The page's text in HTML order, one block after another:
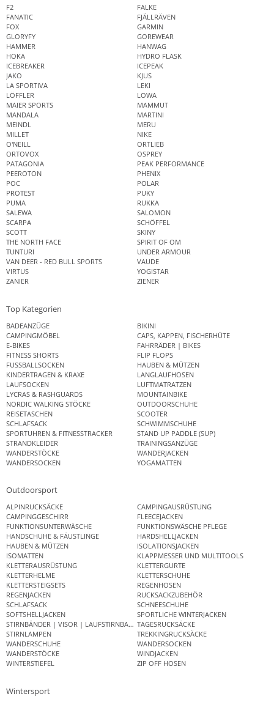
F2
FALKE
FANATIC
FJÄLLRÄVEN
FOX
GARMIN
GLORYFY
GOREWEAR
HAMMER
HANWAG
HOKA
HYDRO FLASK
ICEBREAKER
ICEPEAK
JAKO
KJUS
LA SPORTIVA
LEKI
LÖFFLER
LOWA
MAIER SPORTS
MAMMUT
MANDALA
MARTINI
MEINDL
MERU
MILLET
NIKE
O'NEILL
ORTLIEB
ORTOVOX
OSPREY
PATAGONIA
PEAK PERFORMANCE
PEEROTON
PHENIX
POC
POLAR
PROTEST
PUKY
PUMA
RUKKA
SALEWA
SALOMON
SCARPA
SCHÖFFEL
SCOTT
SKINY
THE NORTH FACE
SPIRIT OF OM
TUNTURI
UNDER ARMOUR
VAN DEER - RED BULL SPORTS
VAUDE
VIRTUS
YOGISTAR
ZANIER
ZIENER
Top Kategorien
BADEANZÜGE
BIKINI
CAMPINGMÖBEL
CAPS, KAPPEN, FISCHERHÜTE
E-BIKES
FAHRRÄDER | BIKES
FITNESS SHORTS
FLIP FLOPS
FUSSBALLSOCKEN
HAUBEN & MÜTZEN
KINDERTRAGEN & KRAXE
LANGLAUFHOSEN
LAUFSOCKEN
LUFTMATRATZEN
LYCRAS & RASHGUARDS
MOUNTAINBIKE
NORDIC WALKING STÖCKE
OUTDOORSCHUHE
REISETASCHEN
SCOOTER
SCHLAFSACK
SCHWIMMSCHUHE
SPORTUHREN & FITNESSTRACKER
STAND UP PADDLE (SUP)
STRANDKLEIDER
TRAININGSANZÜGE
WANDERSTÖCKE
WANDERJACKEN
WANDERSOCKEN
YOGAMATTEN
Outdoorsport
ALPINRUCKSÄCKE
CAMPINGAUSRÜSTUNG
CAMPINGGESCHIRR
FLEECEJACKEN
FUNKTIONSUNTERWÄSCHE
FUNKTIONSWÄSCHE PFLEGE
HANDSCHUHE & FÄUSTLINGE
HARDSHELLJACKEN
HAUBEN & MÜTZEN
ISOLATIONSJACKEN
ISOMATTEN
KLAPPMESSER UND MULTITOOLS
KLETTERAUSRÜSTUNG
KLETTERGURTE
KLETTERHELME
KLETTERSCHUHE
KLETTERSTEIGSETS
REGENHOSEN
REGENJACKEN
RUCKSACKZUBEHÖR
SCHLAFSACK
SCHNEESCHUHE
SOFTSHELLJACKEN
SPORTLICHE WINTERJACKEN
STIRNBÄNDER | VISOR | LAUFSTIRNBANDTAGESRUCKSÄCKE
STIRNLAMPEN
TREKKINGRUCKSÄCKE
WANDERSCHUHE
WANDERSOCKEN
WANDERSTÖCKE
WINDJACKEN
WINTERSTIEFEL
ZIP OFF HOSEN
Wintersport